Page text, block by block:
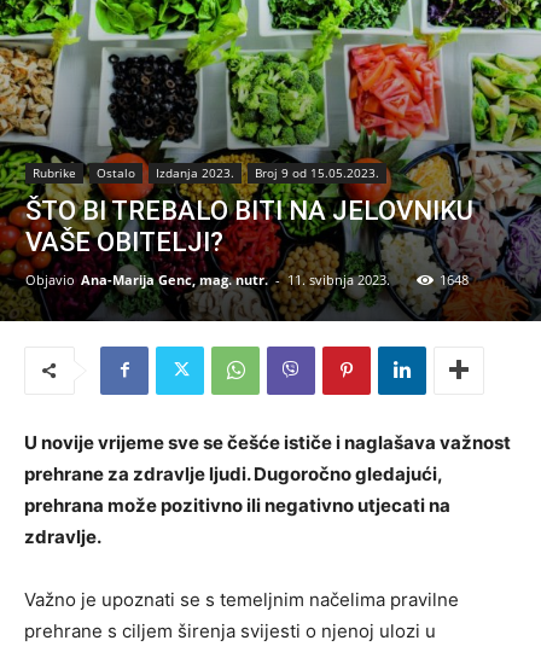
Rubrike Ostalo Izdanja 2023. Broj 9 od 15.05.2023.
ŠTO BI TREBALO BITI NA JELOVNIKU
VAŠE OBITELJI?
Objavio Ana-Marija Genc, mag. nutr. - 11. svibnja 2023. 1648
U novije vrijeme sve se češće ističe i naglašava važnost
prehrane za zdravlje ljudi. Dugoročno gledajući,
prehrana može pozitivno ili negativno utjecati na
zdravlje.
Važno je upoznati se s temeljnim načelima pravilne
prehrane s ciljem širenja svijesti o njenoj ulozi u